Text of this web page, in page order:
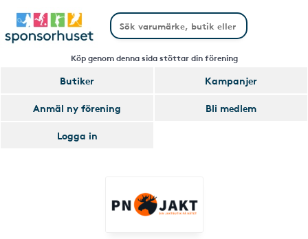
Köp genom denna sida stöttar din förening
Butiker
Kampanjer
Anmäl ny förening
Bli medlem
Logga in